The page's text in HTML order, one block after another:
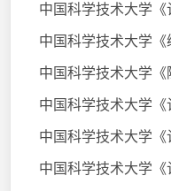
中国科学技术大学
中国科学技术大学
中国科学技术大学
中国科学技术大学
中国科学技术大学
中国科学技术大学